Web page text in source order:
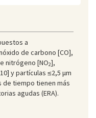
a
de carbono [CO],
nitrógeno [NO2],
y partículas ≤2,5 μm
de tiempo tienen más
agudas (ERA).